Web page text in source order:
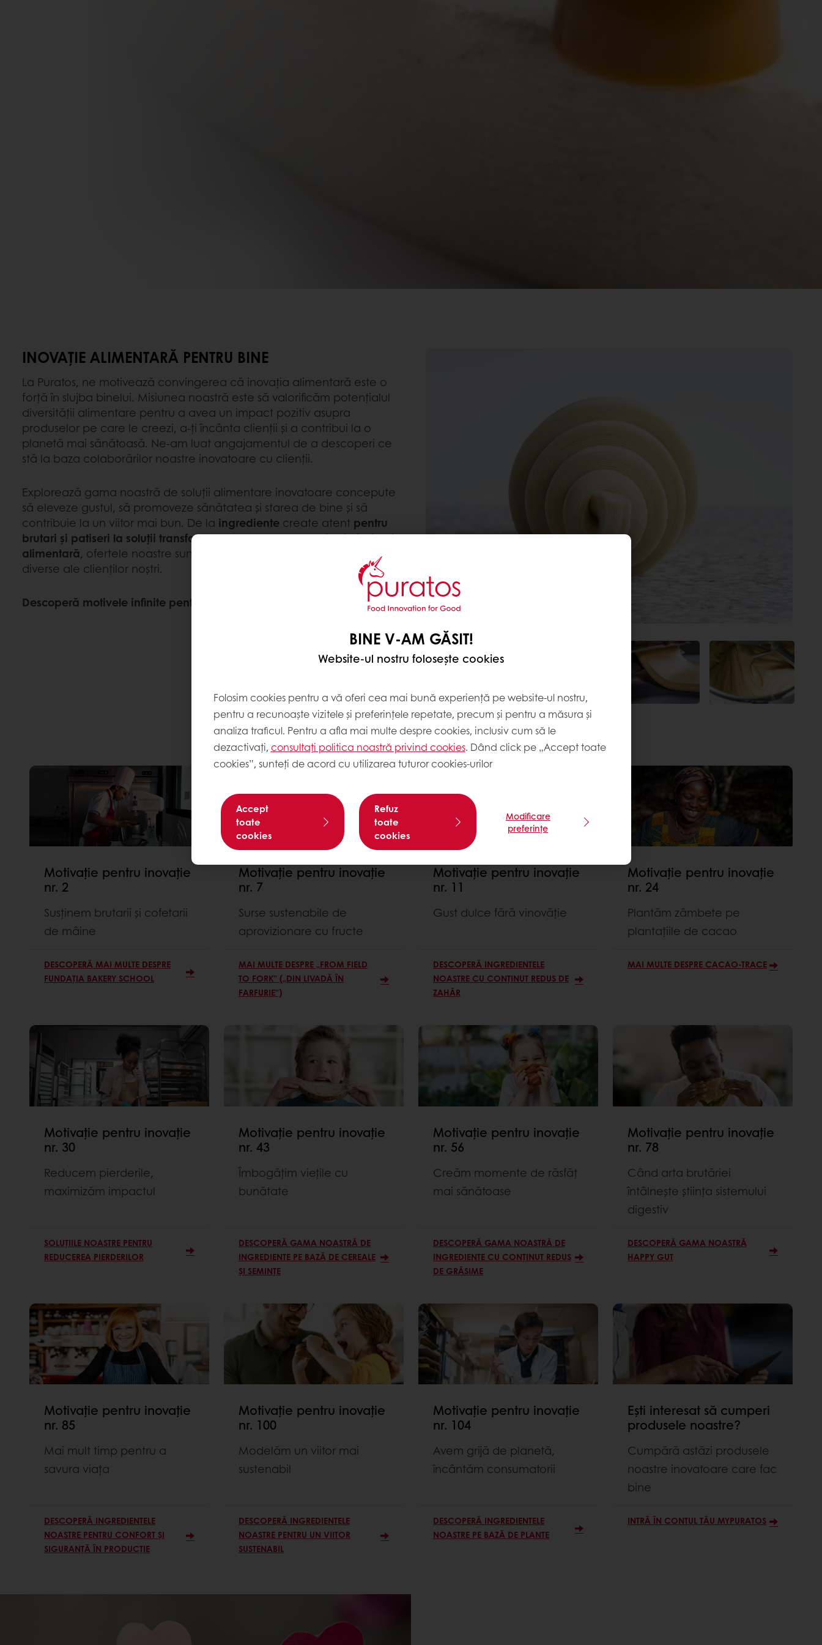
INOVAȚIE ALIMENTARĂ PENTRU BINE
La Puratos, ne motivează convingerea că inovația alimentară este o
forță în slujba binelui. Misiunea noastră este să valorificăm potențialul
diversității alimentare pentru a avea un impact pozitiv asupra
produselor pe care le creezi, a-ți încânta clienții și a contribui la o
planetă mai sănătoasă. Ne-am luat angajamentul de a descoperi ce
stă la baza colaborărilor noastre inovatoare cu clienții.
Explorează gama noastră de soluții alimentare inovatoare concepute
să eleveze gustul, să promoveze sănătatea și starea de bine și să
contribuie la un viitor mai bun. De la ingrediente create atent pentru
brutari și patiseri la soluții transformatoare pentru producție și distribuție
alimentară, ofertele noastre sunt adaptate să răspundă nevoilor
diverse ale clienților noștri.
Descoperă motivele infinite pentru care să inovezi cu Puratos.
Motivație pentru inovație
nr. 2
Susținem brutarii și cofetarii
de mâine
DESCOPERĂ MAI MULTE DESPRE
FUNDAȚIA BAKERY SCHOOL
Motivație pentru inovație
nr. 7
Surse sustenabile de
aprovizionare cu fructe
MAI MULTE DESPRE „FROM FIELD
TO FORK” („DIN LIVADĂ ÎN
FARFURIE”)
Motivație pentru inovație
nr. 11
Gust dulce fără vinovăție
DESCOPERĂ INGREDIENTELE
NOASTRE CU CONȚINUT REDUS DE
ZAHĂR
Motivație pentru inovație
nr. 24
Plantăm zâmbete pe
plantațiile de cacao
MAI MULTE DESPRE CACAO-TRACE
Motivație pentru inovație
nr. 30
Reducem pierderile,
maximizăm impactul
SOLUȚIILE NOASTRE PENTRU
REDUCEREA PIERDERILOR
Motivație pentru inovație
nr. 43
Îmbogățim viețile cu
bunătate
DESCOPERĂ GAMA NOASTRĂ DE
INGREDIENTE PE BAZĂ DE CEREALE
ȘI SEMINȚE
Motivație pentru inovație
nr. 56
Creăm momente de răsfăț
mai sănătoase
DESCOPERĂ GAMA NOASTRĂ DE
INGREDIENTE CU CONȚINUT REDUS
DE GRĂSIME
Motivație pentru inovație
nr. 78
Când arta brutăriei
întâlnește știința sistemului
digestiv
DESCOPERĂ GAMA NOASTRĂ
HAPPY GUT
Motivație pentru inovație
nr. 85
Mai mult timp pentru a
savura viața
DESCOPERĂ INGREDIENTELE
NOASTRE PENTRU CONFORT ȘI
SIGURANȚĂ ÎN PRODUCȚIE
Motivație pentru inovație
nr. 100
Modelăm un viitor mai
sustenabil
DESCOPERĂ INGREDIENTELE
NOASTRE PENTRU UN VIITOR
SUSTENABIL
Motivație pentru inovație
nr. 104
Avem grijă de planetă,
încântăm consumatorii
DESCOPERĂ INGREDIENTELE
NOASTRE PE BAZĂ DE PLANTE
Ești interesat să cumperi
produsele noastre?
Cumpără astăzi produsele
noastre inovatoare care fac
bine
INTRĂ ÎN CONTUL TĂU MYPURATOS
BINE V-AM GĂSIT!
Website-ul nostru folosește cookies
Folosim cookies pentru a vă oferi cea mai bună experiență pe website-ul nostru,
pentru a recunoaște vizitele și preferințele repetate, precum și pentru a măsura și
analiza traficul. Pentru a afla mai multe despre cookies, inclusiv cum să le
dezactivați, consultați politica noastră privind cookies. Dând click pe „Accept toate
cookies”, sunteți de acord cu utilizarea tuturor cookies-urilor
Accept
toate
cookies
Refuz
toate
cookies
Modificare
preferințe